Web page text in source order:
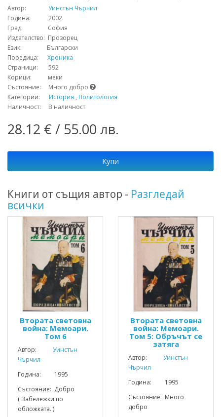
Автор:
Уинстън Чърчил
Година: 2002
Град: София
Издателство: Прозорец
Език: Български
Поредица:
Хроника
Страници: 592
Корици: меки
Състояние: Много добро
Категории: История , Политология
Наличност: В наличност
28.12 € / 55.00 лв.
Купи
Книги от същия автор - Разгледай
всички
Втората световна
война: Мемоари.
Том 6
Автор:
Уинстън
Чърчил
Година: 1995
Състояние: Добро
( Забележки по
обложката. )
Втората световна
война: Мемоари.
Том 5: Обръчът се
затяга
Автор:
Уинстън
Чърчил
Година: 1995
Състояние: Много
добро